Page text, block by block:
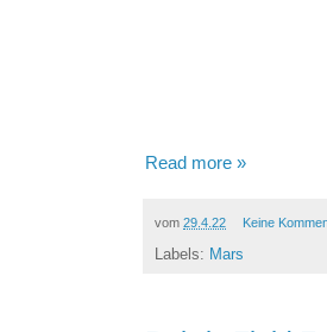
Read more »
vom 29.4.22 Keine
Labels: Mars